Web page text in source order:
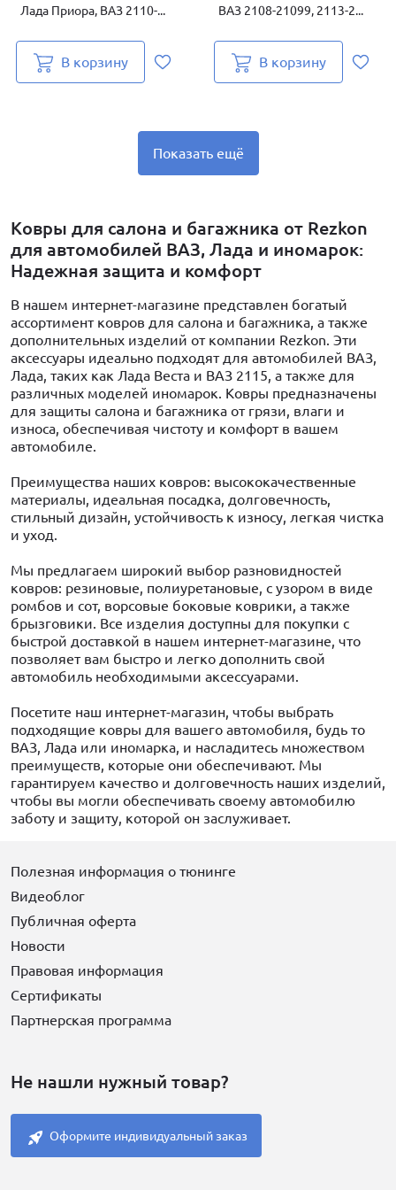
Лада Приора, ВАЗ 2110-...
В корзину
ВАЗ 2108-21099, 2113-2...
В корзину
Показать ещё
Ковры для салона и багажника от Rezkon
для автомобилей ВАЗ, Лада и иномарок:
Надежная защита и комфорт
В нашем интернет-магазине представлен богатый
ассортимент ковров для салона и багажника, а также
дополнительных изделий от компании Rezkon. Эти
аксессуары идеально подходят для автомобилей ВАЗ,
Лада, таких как Лада Веста и ВАЗ 2115, а также для
различных моделей иномарок. Ковры предназначены
для защиты салона и багажника от грязи, влаги и
износа, обеспечивая чистоту и комфорт в вашем
автомобиле.
Преимущества наших ковров: высококачественные
материалы, идеальная посадка, долговечность,
стильный дизайн, устойчивость к износу, легкая чистка
и уход.
Мы предлагаем широкий выбор разновидностей
ковров: резиновые, полиуретановые, с узором в виде
ромбов и сот, ворсовые боковые коврики, а также
брызговики. Все изделия доступны для покупки с
быстрой доставкой в нашем интернет-магазине, что
позволяет вам быстро и легко дополнить свой
автомобиль необходимыми аксессуарами.
Посетите наш интернет-магазин, чтобы выбрать
подходящие ковры для вашего автомобиля, будь то
ВАЗ, Лада или иномарка, и насладитесь множеством
преимуществ, которые они обеспечивают. Мы
гарантируем качество и долговечность наших изделий,
чтобы вы могли обеспечивать своему автомобилю
заботу и защиту, которой он заслуживает.
Полезная информация о тюнинге
Видеоблог
Публичная оферта
Новости
Правовая информация
Сертификаты
Партнерская программа
Не нашли нужный товар?
Оформите индивидуальный заказ